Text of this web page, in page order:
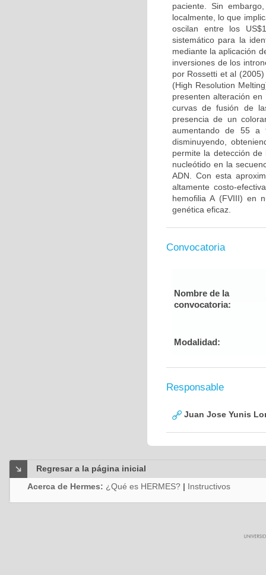
paciente. Sin
localmente, lo que
oscilan entre los
sistemático para la
mediante la aplicación
inversiones de los
por Rossetti et al
(High Resolution
presenten alteración
curvas de fusión de
presencia de un
aumentando de 55 a
disminuyendo,
permite la detección
nucleótido en la
ADN. Con esta
altamente costo-
hemofilia A (FVIII) en
genética eficaz.
Convocatoria
Nombre de la
convocatoria:
Modalidad:
Responsable
Juan Jose Yunis
Regresar a la página inicial
Acerca de Hermes: ¿Qué es HERMES? | Instructivos